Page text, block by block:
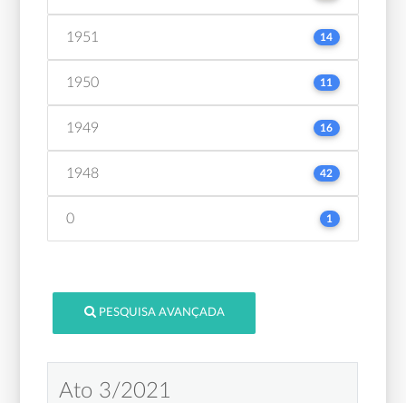
1951 14
1950 11
1949 16
1948 42
0 1
PESQUISA AVANÇADA
Ato 3/2021